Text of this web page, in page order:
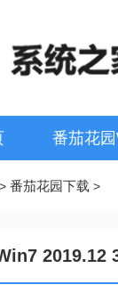
番茄花
> 番茄花园下载 >
2019.12